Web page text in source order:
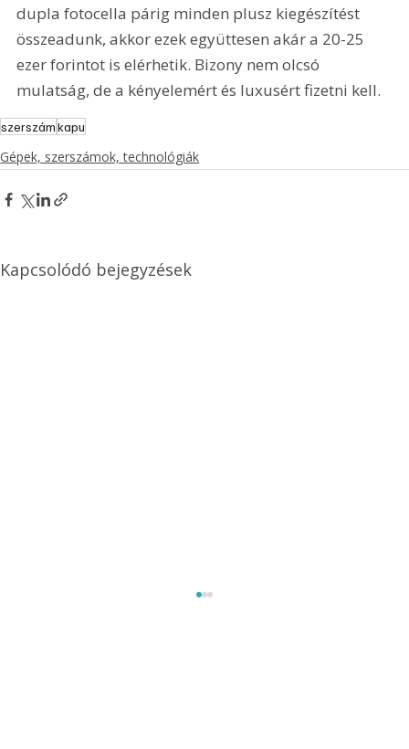
dupla fotocella párig minden plusz kiegészítést
összeadunk, akkor ezek együttesen akár a 20-25
ezer forintot is elérhetik. Bizony nem olcsó
mulatság, de a kényelemért és luxusért fizetni kell.
szerszámkapu
Gépek, szerszámok, technológiák
Kapcsolódó bejegyzések